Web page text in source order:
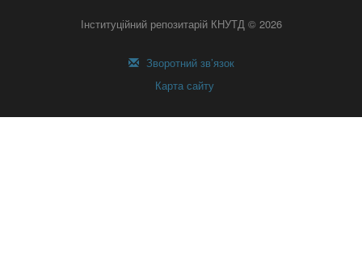
Інституційний репозитарій КНУТД © 2026
Зворотний зв’язок
Карта сайту